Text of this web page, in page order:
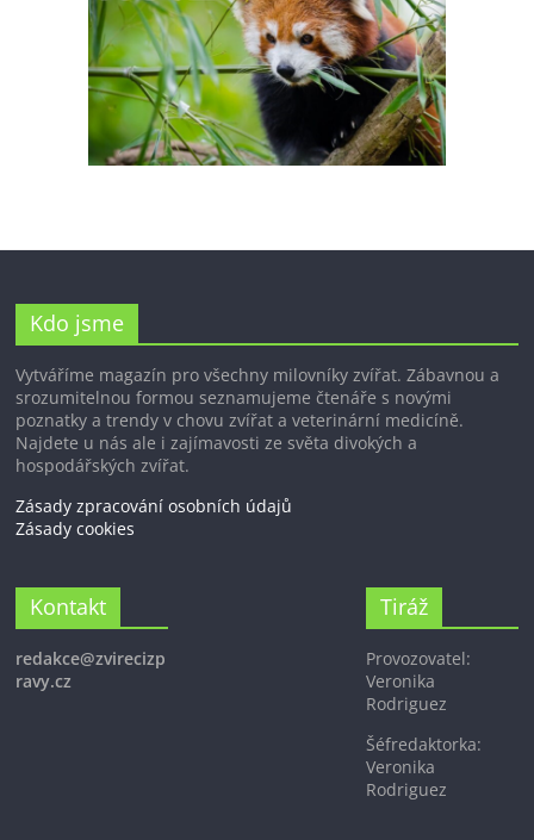
Kdo jsme
Vytváříme magazín pro všechny milovníky zvířat. Zábavnou a
srozumitelnou formou seznamujeme čtenáře s novými
poznatky a trendy v chovu zvířat a veterinární medicíně.
Najdete u nás ale i zajímavosti ze světa divokých a
hospodářských zvířat.
Zásady zpracování osobních údajů
Zásady cookies
Kontakt
redakce@zvirecizp
ravy.cz
Tiráž
Provozovatel:
Veronika
Rodriguez
Šéfredaktorka:
Veronika
Rodriguez